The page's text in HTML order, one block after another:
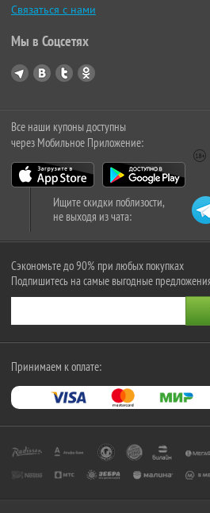
Связаться с нами
Мы в Соцсетях
Все наши купоны доступны
через Мобильное Приложение:
Ищите скидки поблизости,
не выходя из чата:
Сэкономьте до 90% при любых покупках
Подпишитесь на самые выгодные
Принимаем к оплате: